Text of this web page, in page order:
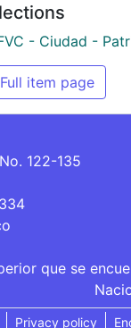
- Ciudad -
Full item page
122-135
que se
Privacy policy